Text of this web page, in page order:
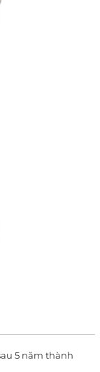
5 năm thành